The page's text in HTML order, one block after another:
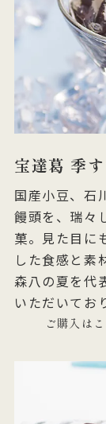
宝達葛 季
国産小豆、石
饅頭を、瑞々
菓。見た目に
した食感と素
森八の夏を代
いただいてお
ご購入は